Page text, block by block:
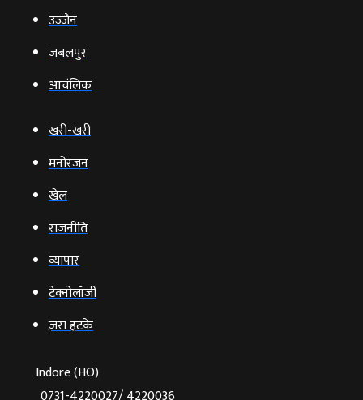
उज्‍जैन
जबलपुर
आचंलिक
खरी-खरी
मनोरंजन
खेल
राजनीति
व्‍यापार
टेक्‍नोलॉजी
ज़रा हटके
Indore (HO)